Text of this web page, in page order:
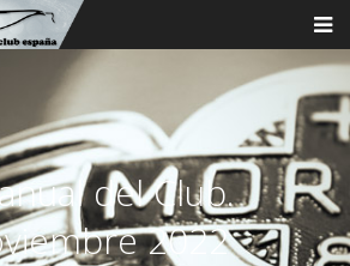
del Club.
2022